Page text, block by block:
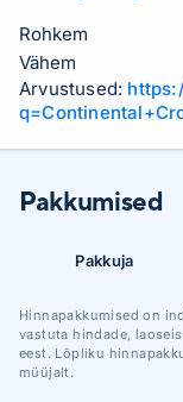
Rohkem
Vähem
Arvustused:
Pakkumised
Pakkuja
Hinnapakkumised on
vastuta hindade,
eest. Lõpliku
müüjalt.